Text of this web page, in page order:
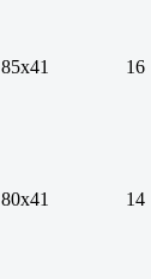
85х41 16
80х41 14